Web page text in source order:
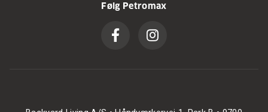
Følg Petromax